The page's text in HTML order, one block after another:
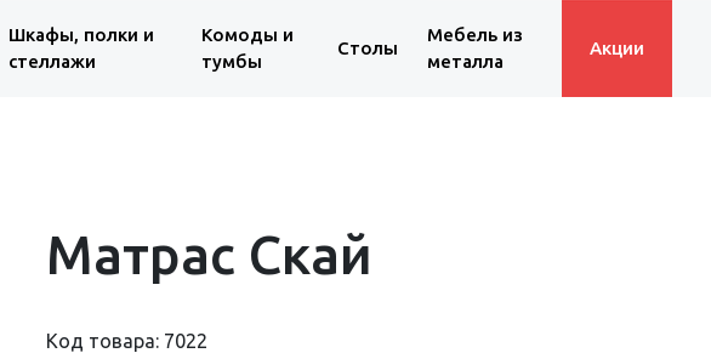
Шкафы, полки и
стеллажи
Комоды и
тумбы
Столы
Мебель из
металла
Акции
Матрас Скай
Код товара: 7022